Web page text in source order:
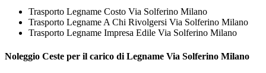
Trasporto Legname Costo Via Solferino Milano
Trasporto Legname A Chi Rivolgersi Via Solferino Milano
Trasporto Legname Impresa Edile Via Solferino Milano
Noleggio Ceste per il carico di Legname Via Solferino Milano